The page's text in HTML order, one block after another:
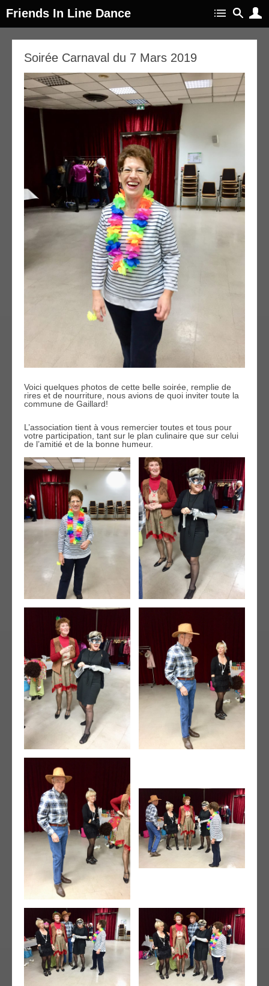
Friends In Line Dance
Soirée Carnaval du 7 Mars 2019
Voici quelques photos de cette belle soirée, remplie de
rires et de nourriture, nous avions de quoi inviter toute la
commune de Gaillard!
L’association tient à vous remercier toutes et tous pour
votre participation, tant sur le plan culinaire que sur celui
de l’amitié et de la bonne humeur.